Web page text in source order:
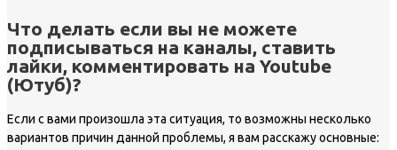
Что делать если вы не можете
подписываться на каналы, ставить
лайки, комментировать на Youtube
(Ютуб)?
Если с вами произошла эта ситуация, то возможны несколько
вариантов причин данной проблемы, я вам расскажу основные: